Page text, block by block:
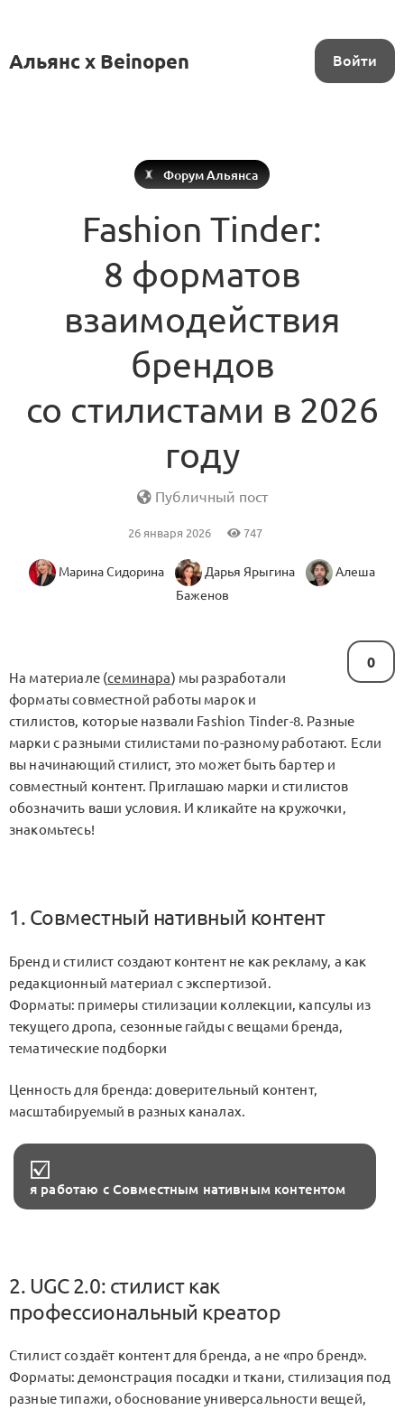
Альянс x Beinopen Войти
Форум Альянса
Fashion Tinder:
8 форматов
взаимодействия
брендов
со стилистами в 2026
году
Публичный пост
26 января 2026 747
Марина Сидорина Дарья Ярыгина
Алеша
Баженов
0
На материале (семинара) мы разработали
форматы совместной работы марок и
стилистов, которые назвали Fashion Tinder-8. Разные
марки с разными стилистами по-разному работают. Если
вы начинающий стилист, это может быть бартер и
совместный контент. Приглашаю марки и стилистов
обозначить ваши условия. И кликайте на кружочки,
знакомьтесь!
1. Совместный нативный контент
Бренд и стилист создают контент не как рекламу, а как
редакционный материал с экспертизой.
Форматы: примеры стилизации коллекции, капсулы из
текущего дропа, сезонные гайды с вещами бренда,
тематические подборки
Ценность для бренда: доверительный контент,
масштабируемый в разных каналах.
я работаю с Совместным нативным контентом
2. UGC 2.0: стилист как
профессиональный креатор
Стилист создаёт контент для бренда, а не «про бренд».
Форматы: демонстрация посадки и ткани, стилизация под
разные типажи, обоснование универсальности вещей,